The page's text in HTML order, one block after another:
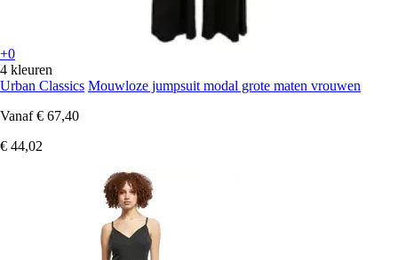
+0
4 kleuren
Urban Classics Mouwloze jumpsuit modal grote maten vrouwen
Vanaf € 67,40
€ 44,02